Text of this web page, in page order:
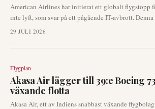
American Airlines har initierat ett globalt flygstopp
inte lyft, som svar på ett pågående IT-avbrott.
störning stoppar avgångar i hela flygbolagets
att lösa problemet.
29 JULI 2026
Flygplan
Akasa Air lägger till 39:e Boeing
växande flotta
Akasa Air, ett av Indiens snabbast växande